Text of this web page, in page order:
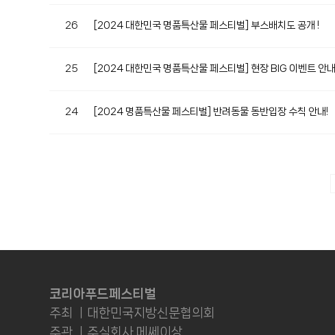
26 [2024 대한민국 명품특산물 페스티벌] 부스배치도 공개 !
25 [2024 대한민국 명품특산물 페스티벌] 현장 BIG 이벤트 안내
24 [2024 명품특산물 페스티벌] 반려동물 동반입장 수칙 안내!
코리아푸드페스티벌
주최 ㅣ대한민국지방신문협의회